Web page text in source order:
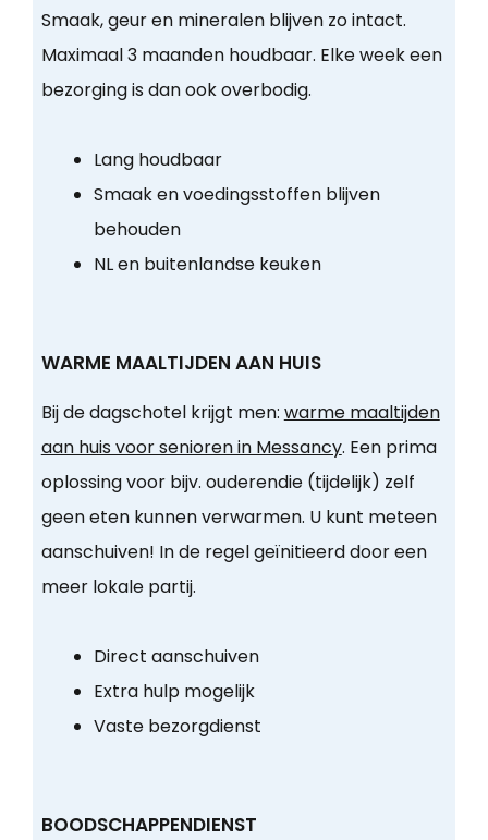
Smaak, geur en mineralen blijven zo intact.
Maximaal 3 maanden houdbaar. Elke week een
bezorging is dan ook overbodig.
Lang houdbaar
Smaak en voedingsstoffen blijven
behouden
NL en buitenlandse keuken
WARME MAALTIJDEN AAN HUIS
Bij de dagschotel krijgt men: warme maaltijden
aan huis voor senioren in Messancy. Een prima
oplossing voor bijv. ouderendie (tijdelijk) zelf
geen eten kunnen verwarmen. U kunt meteen
aanschuiven! In de regel geïnitieerd door een
meer lokale partij.
Direct aanschuiven
Extra hulp mogelijk
Vaste bezorgdienst
BOODSCHAPPENDIENST